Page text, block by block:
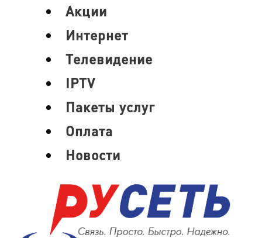
МенюАкции
Интернет
Телевидение
IPTV
Пакеты услуг
Оплата
Новости